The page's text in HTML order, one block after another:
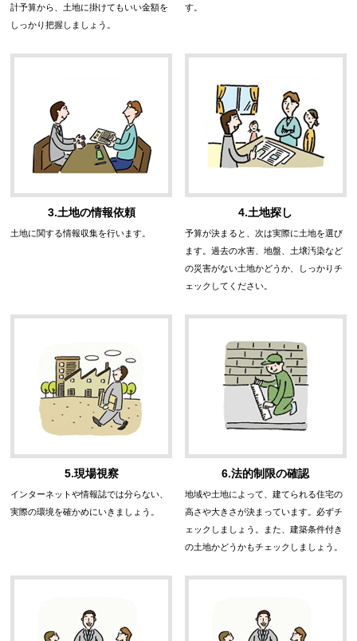
計予算から、土地に掛けてもいい金額を
しっかり把握しましょう。
す。
3.土地の情報依頼
土地に関する情報収集を行います。
4.土地探し
予算が決まると、次は実際に土地を選び
ます。過去の水害、地盤、土壌汚染など
の災害がない土地かどうか、しっかりチ
ェックしてください。
5.現場視察
インターネットや情報誌では分らない、
実際の環境を確かめにいきましょう。
6.法的制限の確認
地域や土地によって、建てられる住宅の
高さや大きさが決まっています。必ずチ
ェックしましょう。また、建築条件付き
の土地かどうかもチェックしましょう。